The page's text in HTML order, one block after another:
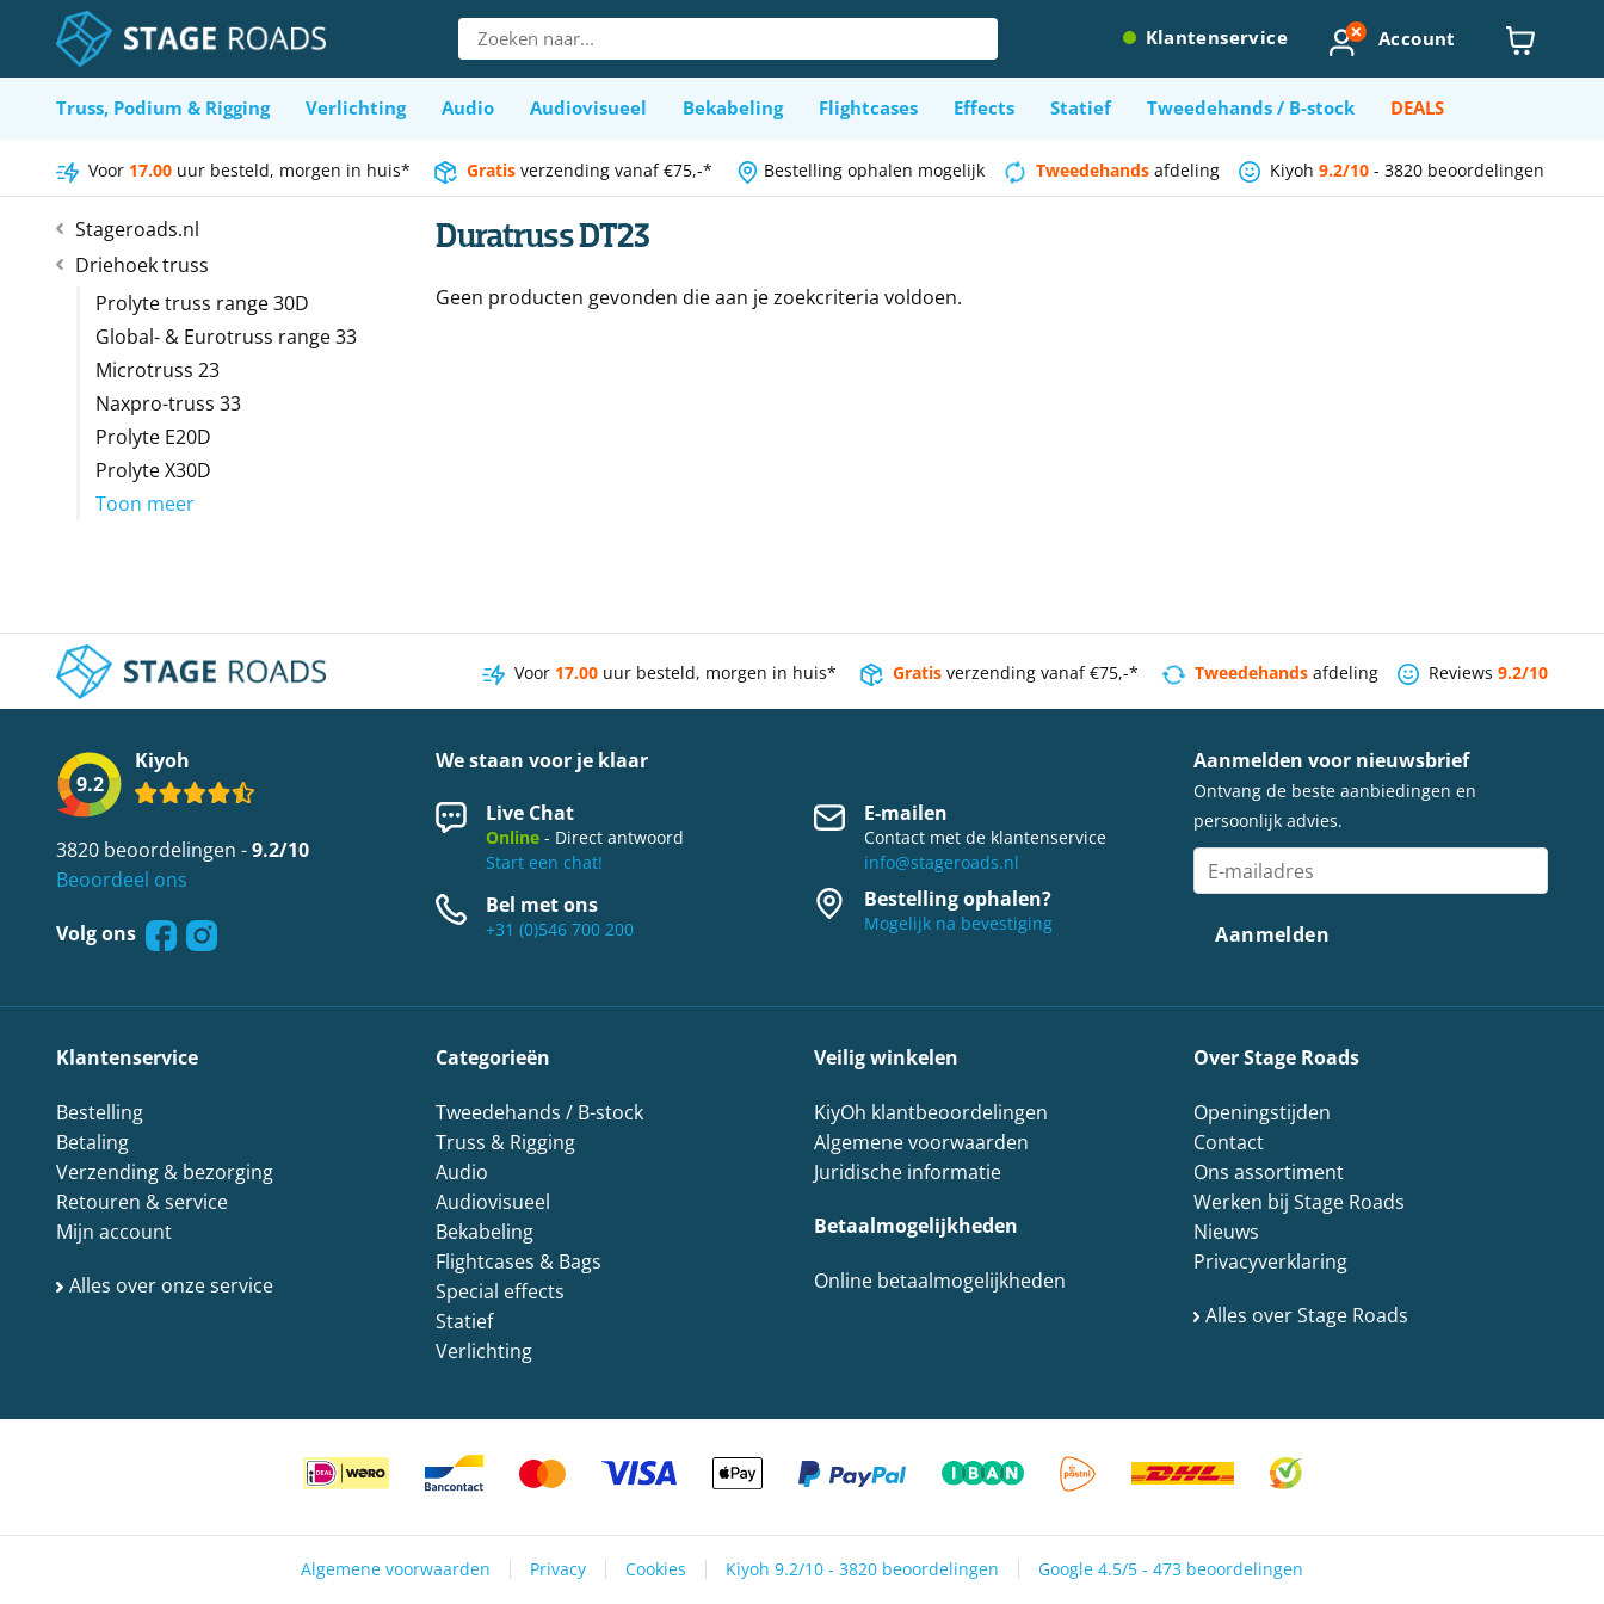
inhoud
Zoeken
naar:
Klantenservice Account
Truss, Podium & Rigging Verlichting Audio Audiovisueel Bekabeling Flightcases Effects Statief Tweedehands / B-stock DEALS
Voor 17.00 uur besteld, morgen in huis* Gratis verzending vanaf €75,-* Bestelling ophalen mogelijk Tweedehands afdeling Kiyoh 9.2/10 - 3820 beoordelingen
Stageroads.nl
Driehoek truss
Prolyte truss range 30D
Global- & Eurotruss range 33
Microtruss 23
Naxpro-truss 33
Prolyte E20D
Prolyte X30D
Toon meer
Duratruss DT23
Geen producten gevonden die aan je zoekcriteria voldoen.
Voor 17.00 uur besteld, morgen in huis* Gratis verzending vanaf €75,-* Tweedehands afdeling Reviews 9.2/10
9.2
Kiyoh
3820 beoordelingen -9.2/10
Beoordeel ons
Volg ons
We staan voor je klaar
Live Chat
Online- Direct antwoord
Start een chat!
Bel met ons
+31 (0)546 700 200
E-mailen
Contact met de klantenservice
info@stageroads.nl
Bestelling ophalen?
Mogelijk na bevestiging
Aanmelden voor nieuwsbrief
Ontvang de beste aanbiedingen en
persoonlijk advies.
Klantenservice
Bestelling
Betaling
Verzending & bezorging
Retouren & service
Mijn account
Alles over onze service
Categorieën
Tweedehands / B-stock
Truss & Rigging
Audio
Audiovisueel
Bekabeling
Flightcases & Bags
Special effects
Statief
Verlichting
Veilig winkelen
KiyOh klantbeoordelingen
Algemene voorwaarden
Juridische informatie
Betaalmogelijkheden
Online betaalmogelijkheden
Over Stage Roads
Openingstijden
Contact
Ons assortiment
Werken bij Stage Roads
Nieuws
Privacyverklaring
Alles over Stage Roads
Algemene voorwaarden Privacy Cookies Kiyoh 9.2/10 - 3820 beoordelingen Google 4.5/5 - 473 beoordelingen